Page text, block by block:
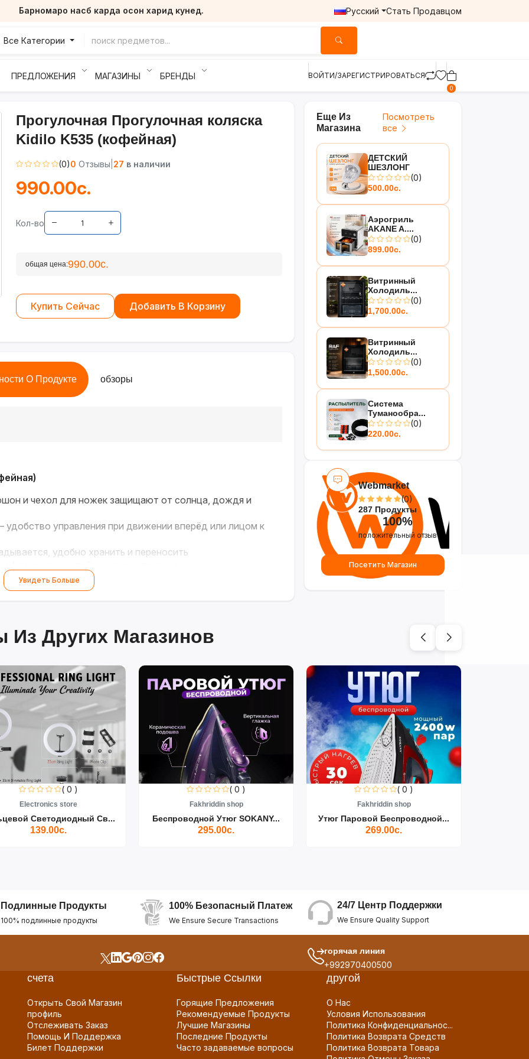
Барномаро насб карда осон харид кунед. Русский Стать Продавцом
Все Категории
ПРЕДЛОЖЕНИЯ МАГАЗИНЫ БРЕНДЫ ВОЙТИ/ЗАРЕГИСТРИРОВАТЬСЯ
0
Прогулочная Прогулочная коляска
Kidilo K535 (кофейная)
(0)0 Отзывы 27 в наличии
990.00с.
Кол-во
общая цена:990.00с.
Купить Сейчас Добавить В Корзину
О Продукте обзоры
и чехол для ножек защищают от солнца, дождя и
удобство управления при движении вперёд или лицом к
удобно хранить и переносить
стирать в машинке, каркас протирается влажной
Увидеть Больше
Еще Из
Магазина
Посмотреть
все
ДЕТСКИЙ
ШЕЗЛОНГ
(0)
500.00с.
Аэрогриль
AKANE A....
(0)
899.00с.
Витринный
Холодиль...
(0)
1,700.00с.
Витринный
Холодиль...
(0)
1,500.00с.
Система
Туманообра...
(0)
220.00с.
Webmarket
(0)
287 Продукты
100%
положительный отзыв
Посетить Магазин
Других Магазинов
( 0 )
Electronics store
Светодиодный Св...
139.00с.
( 0 )
Fakhriddin shop
Беспроводной Утюг SOKANY...
295.00с.
( 0 )
Fakhriddin shop
Утюг Паровой Беспроводной...
269.00с.
Подлинные Продукты
100% подлинные продукты
100% Безопасный Платеж
We Ensure Secure Transactions
24/7 Центр Поддержки
We Ensure Quality Support
горячая линия
+992970400500
счета
Открыть Свой Магазин
профиль
Отслеживать Заказ
Помощь И Поддержка
Билет Поддержки
Быстрые Ссылки
Горящие Предложения
Рекомендуемые Продукты
Лучшие Магазины
Последние Продукты
Часто задаваемые вопросы
другой
О Нас
Условия Использования
Политика Конфиденциальнос...
Политика Возврата Средств
Политика Возврата Товара